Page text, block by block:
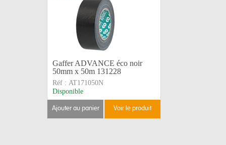
Gaffer ADVANCE éco noir
50mm x 50m 131228
Réf : AT171050N
Disponible
ajouter au panier voir le produit